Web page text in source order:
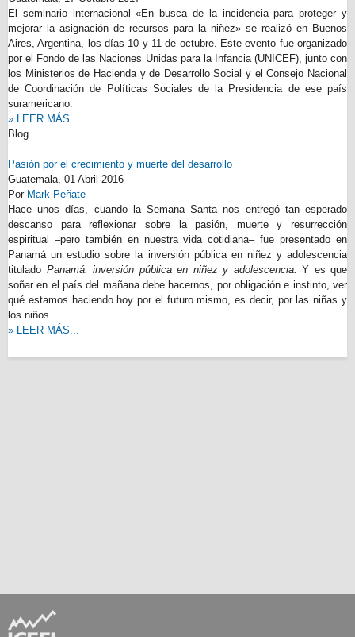
El seminario internacional «En busca de la incidencia para proteger y
mejorar la asignación de recursos para la niñez» se realizó en Buenos
Aires, Argentina, los días 10 y 11 de octubre. Este evento fue organizado
por el Fondo de las Naciones Unidas para la Infancia (UNICEF), junto con
los Ministerios de Hacienda y de Desarrollo Social y el Consejo Nacional
de Coordinación de Políticas Sociales de la Presidencia de ese país
suramericano.
» LEER MÁS...
Blog
Pasión por el crecimiento y muerte del desarrollo
Guatemala, 01 Abril 2016
Por Mark Peñate
Hace unos días, cuando la Semana Santa nos entregó tan esperado
descanso para reflexionar sobre la pasión, muerte y resurrección
espiritual –pero también en nuestra vida cotidiana– fue presentado en
Panamá un estudio sobre la inversión pública en niñez y adolescencia
titulado Panamá: inversión pública en niñez y adolescencia. Y es que
soñar en el país del mañana debe hacernos, por obligación e instinto, ver
qué estamos haciendo hoy por el futuro mismo, es decir, por las niñas y
los niños.
» LEER MÁS...